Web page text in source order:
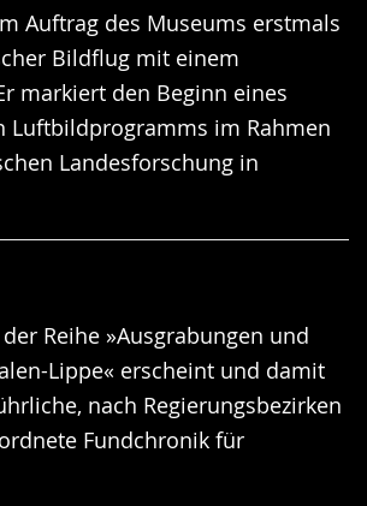
Auftrag des Museums erstmals
Bildflug mit einem
markiert den Beginn eines
Luftbildprogramms im Rahmen
Landesforschung in
Reihe »Ausgrabungen und
Lippe« erscheint und damit
nach Regierungsbezirken
Fundchronik für